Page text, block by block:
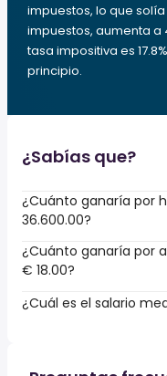
impuestos, lo que
impuestos, aumenta a
tasa impositiva es
principio.
¿Sabías que?
¿Cuánto ganaría por
36.600.00?
¿Cuánto ganaría por
€ 18.00?
¿Cuál es el salario